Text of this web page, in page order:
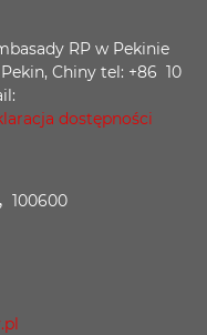
RP w Pekinie
Chiny tel: +86 10
dostępności
100600